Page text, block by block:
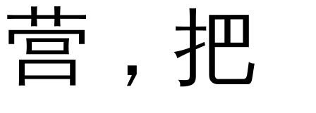
营，把